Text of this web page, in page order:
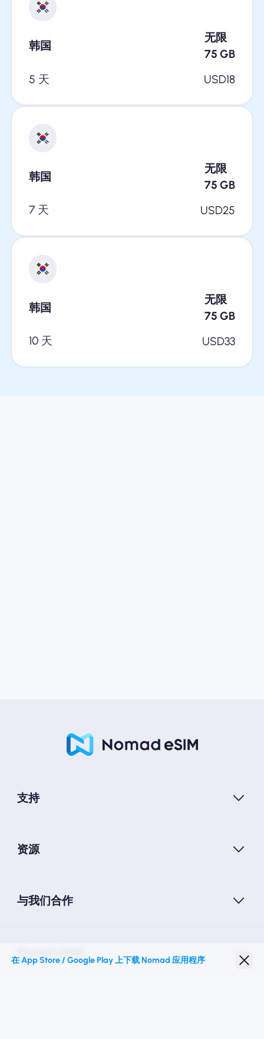
韩国
无限
75 GB
5 天
USD18
韩国
无限
75 GB
7 天
USD25
韩国
无限
75 GB
10 天
USD33
支持
资源
与我们合作
在 App Store / Google Play 上下载 Nomad 应用程序